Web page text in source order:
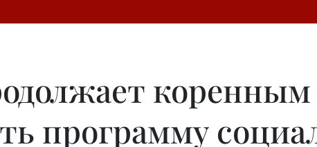
коренным
программу